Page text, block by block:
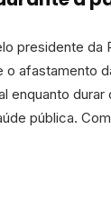
presidente da
o afastamento
enquanto durar
pública.